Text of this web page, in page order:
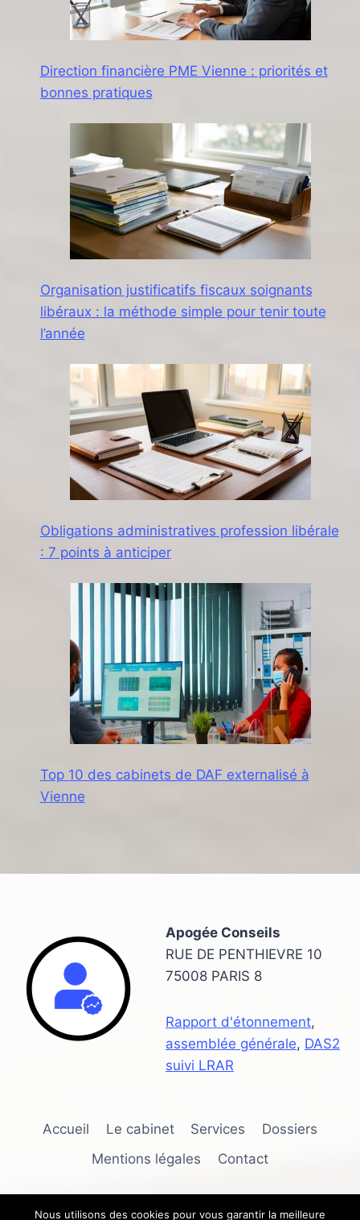
Direction financière PME Vienne : priorités et
bonnes pratiques
Organisation justificatifs fiscaux soignants
libéraux : la méthode simple pour tenir toute
l’année
Obligations administratives profession libérale
: 7 points à anticiper
Top 10 des cabinets de DAF externalisé à
Vienne
Apogée Conseils
RUE DE PENTHIEVRE 10
75008 PARIS 8
Rapport d'étonnement,
assemblée générale, DAS2
suivi LRAR
Accueil Le cabinet Services
Dossiers
Mentions légales
Contact
Nous utilisons des cookies pour vous garantir la meilleure